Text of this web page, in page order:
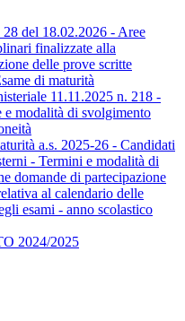
del 18.02.2026 - Aree
finalizzate alla
delle prove scritte
di maturità
11.11.2025 n. 218 -
e modalità di svolgimento
a.s. 2025-26 - Candidati
- Termini e modalità di
domande di partecipazione
al calendario delle
esami - anno scolastico
2024/2025